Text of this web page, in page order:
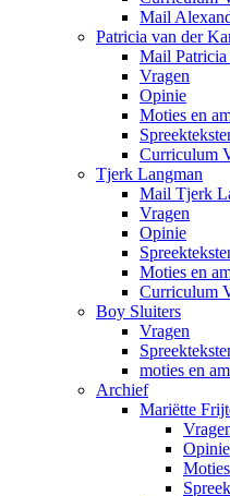
Mail
Patricia van der
Mail Patricia
Vragen
Opinie
Moties en
Curriculum
Tjerk Langman
Mail Tjerk
Vragen
Opinie
Moties en
Curriculum
Boy Sluiters
Vragen
moties en
Archief
Mariëtte
Opinie